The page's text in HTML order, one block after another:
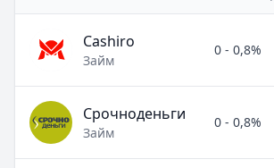
Cashiro
Займ
0 - 0,8%
Срочноденьги
Займ
0 - 0,8%